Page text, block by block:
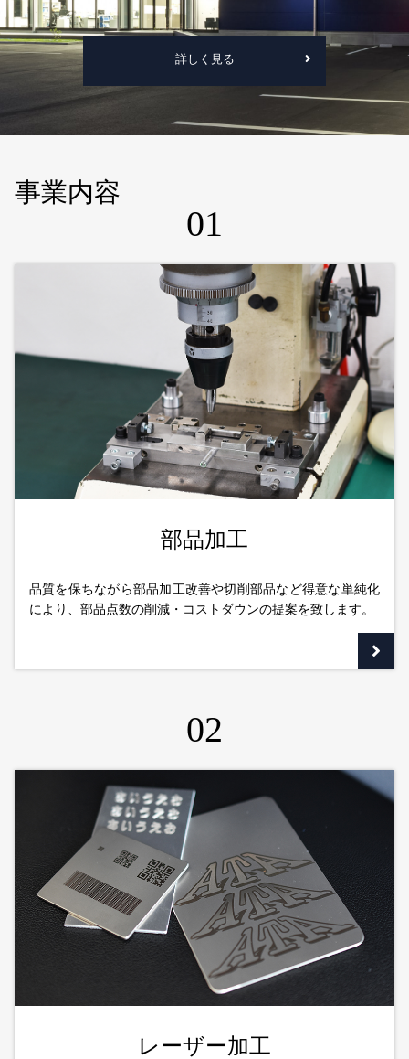
詳しく見る
事業内容
01
部品加工
品質を保ちながら部品加工改善や切削部品など得意な単純化
により、部品点数の削減・コストダウンの提案を致します。
02
レーザー加工